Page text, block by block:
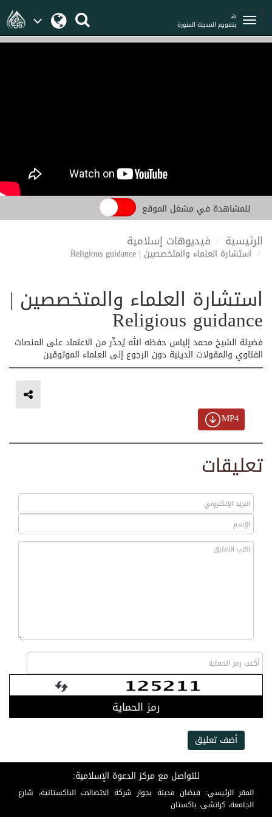
هـ
بتقويم المدينة المنورة
للمشاهدة في مشغل الموقع
الرئيسية فيديوهات إسلامية
استشارة العلماء والمتخصصين | Religious guidance
استشارة العلماء والمتخصصين |
Religious guidance
فضيلة الشيخ محمد إلياس حفظه الله يُحذّر من الاعتماد على المنصات
الفتاوي والمقولات الدينية دون الرجوع إلى العلماء الموثوقين
MP4
تعليقات
رمز الحماية
أضف تعليق
للتواصل مع مركز الدعوة الإسلامية:
المقر الرئيسي: فيضان مدينة بجوار شركة الاتصالات الباكستانية، شارع
الجامعة، كراتشي، باكستان